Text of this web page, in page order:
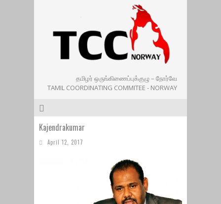
தமிழர் ஒருங்கிணைப்புக்குழு – நோர்வே
TAMIL COORDINATING COMMITEE - NORWAY
Kajendrakumar
April 12, 2017